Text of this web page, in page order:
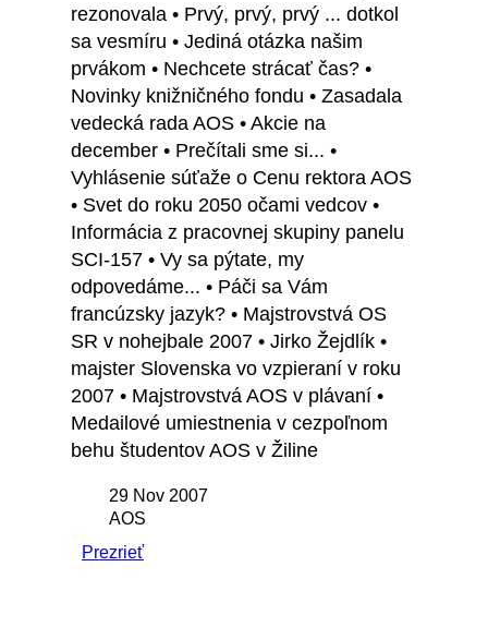
rezonovala • Prvý, prvý, prvý ... dotkol
sa vesmíru • Jediná otázka našim
prvákom • Nechcete strácať čas? •
Novinky knižničného fondu • Zasadala
vedecká rada AOS • Akcie na
december • Prečítali sme si... •
Vyhlásenie súťaže o Cenu rektora AOS
• Svet do roku 2050 očami vedcov •
Informácia z pracovnej skupiny panelu
SCI-157 • Vy sa pýtate, my
odpovedáme... • Páči sa Vám
francúzsky jazyk? • Majstrovstvá OS
SR v nohejbale 2007 • Jirko Žejdlík •
majster Slovenska vo vzpieraní v roku
2007 • Majstrovstvá AOS v plávaní •
Medailové umiestnenia v cezpoľnom
behu študentov AOS v Žiline
29 Nov 2007
AOS
Prezrieť